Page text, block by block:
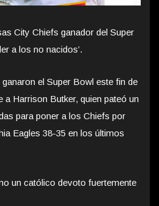
City Chiefs ganador del Super
a los no nacidos’.
el Super Bowl este fin de
a Harrison Butker, quien pateó un
para poner a los Chiefs por
Eagles 38-35 en los últimos
un católico devoto fuertemente